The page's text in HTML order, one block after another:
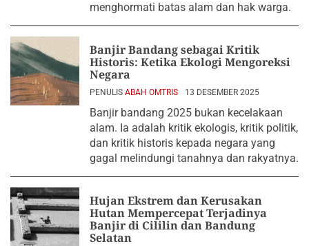
menghormati batas alam dan hak warga.
Banjir Bandang sebagai Kritik
Historis: Ketika Ekologi Mengoreksi
Negara
PENULIS ABAH OMTRIS 13 DESEMBER 2025
Banjir bandang 2025 bukan kecelakaan
alam. Ia adalah kritik ekologis, kritik politik,
dan kritik historis kepada negara yang
gagal melindungi tanahnya dan rakyatnya.
Hujan Ekstrem dan Kerusakan
Hutan Mempercepat Terjadinya
Banjir di Cililin dan Bandung
Selatan